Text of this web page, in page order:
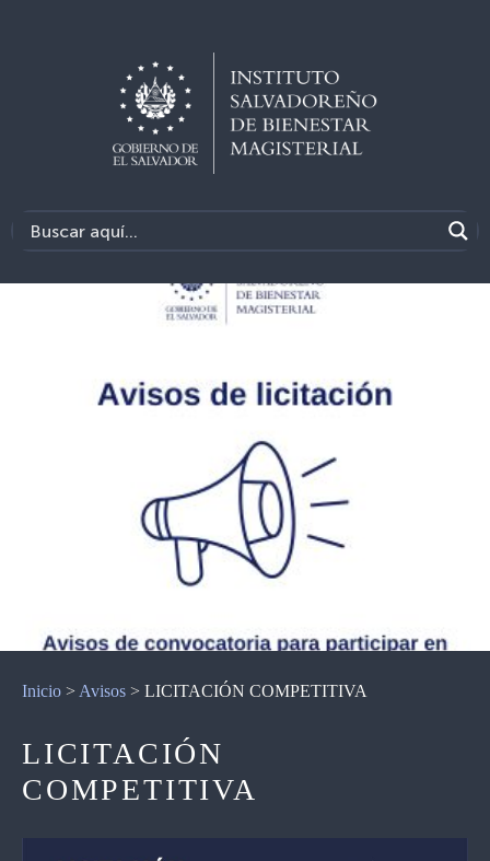
Inicio > Avisos > LICITACIÓN COMPETITIVA
LICITACIÓN
COMPETITIVA